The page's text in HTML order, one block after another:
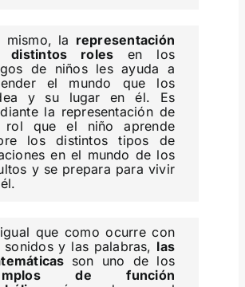
mismo, la representación
distintos roles en los
de niños les ayuda a
el mundo que los
y su lugar en él. Es
la representación de
rol que el niño aprende
los distintos tipos de
en el mundo de los
y se prepara para vivir
que como ocurre con
sonidos y las palabras, las
son uno de los
de función